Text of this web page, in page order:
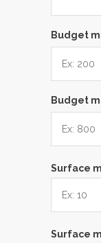
Budget
Budget
Surface
Surface